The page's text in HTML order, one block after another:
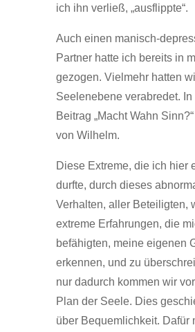
ich ihn verließ, „ausflippte“.
Auch einen manisch-
Partner hatte ich bereits in
gezogen. Vielmehr hatten
Seelenebene verabredet. In
Beitrag „Macht Wahn
von Wilhelm.
Diese Extreme, die ich hier
durfte, durch dieses
Verhalten, aller Beteiligten,
extreme Erfahrungen, die
befähigten, meine eigenen
erkennen, und zu
nur dadurch kommen wir
Plan der Seele. Dies
über Bequemlichkeit. Dafür